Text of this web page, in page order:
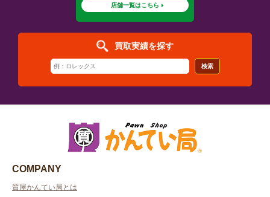
店舗一覧はこちら
買取実績を探す
検索
COMPANY
質屋かんてい局とは